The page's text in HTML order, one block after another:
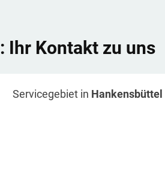
: Ihr Kontakt zu uns
Servicegebiet in Hankensbüttel